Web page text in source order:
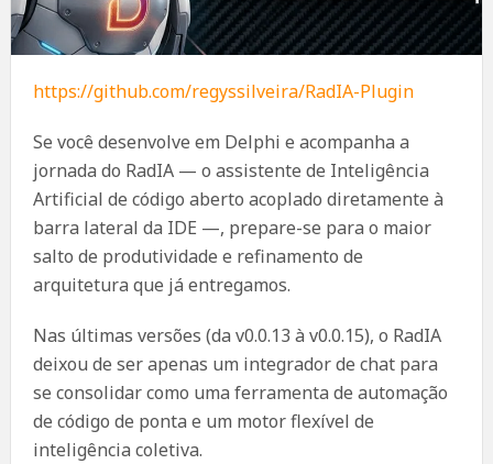
https://github.com/regyssilveira/RadIA-Plugin
Se você desenvolve em Delphi e acompanha a
jornada do RadIA — o assistente de Inteligência
Artificial de código aberto acoplado diretamente à
barra lateral da IDE —, prepare-se para o maior
salto de produtividade e refinamento de
arquitetura que já entregamos.
Nas últimas versões (da v0.0.13 à v0.0.15), o RadIA
deixou de ser apenas um integrador de chat para
se consolidar como uma ferramenta de automação
de código de ponta e um motor flexível de
inteligência coletiva.